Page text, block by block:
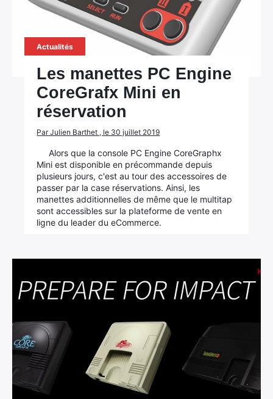
Actualités
Les manettes PC Engine
CoreGrafx Mini en
réservation
Par Julien Barthet , le 30 juillet 2019
Alors que la console PC Engine CoreGraphx
Mini est disponible en précommande depuis
plusieurs jours, c'est au tour des accessoires de
passer par la case réservations. Ainsi, les
manettes additionnelles de même que le multitap
sont accessibles sur la plateforme de vente en
ligne du leader du eCommerce.